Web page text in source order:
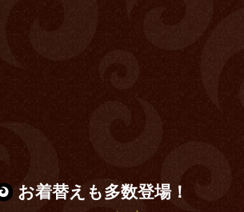
お着替えも多数登場！